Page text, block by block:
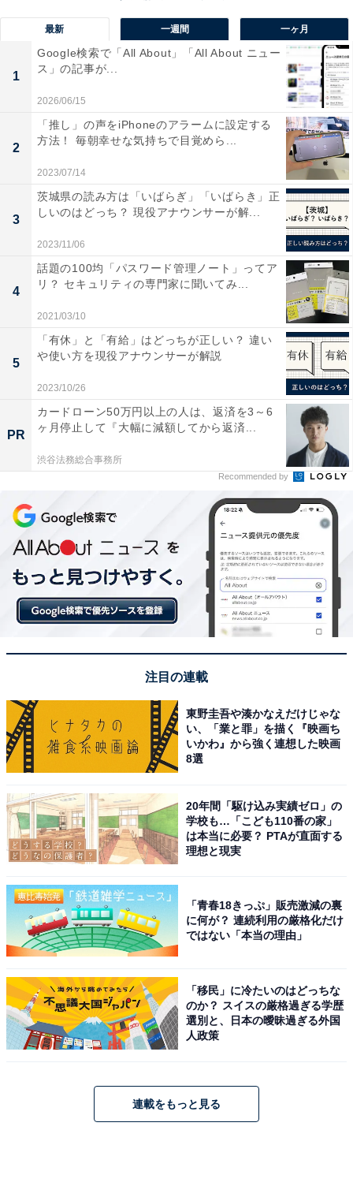
ーションの強制終了が選べるので該当のソフトを強制終
了させます。
ソフトを強制終了した場合、他の部分にも影響があるか
もしれないので、念のためパソコンを再起動した方が良
いでしょう。
パソコンの電源を強制終了すべき場合も
ソフトの強制終了操作もできないような場合は、パソコ
ン自体の電源を強制的に切ります。電源ボタンを5秒程
度押し続けるのが基本ですが、10秒くらい押し続けない
と反応しないこともあるので、長めに押し続けてみてく
ださい。ちなみに家電製品でも、電源を押し続けると強
制終了する仕組みが備わっていることがあるので覚えて
おきましょう。
このように完全に固まってしまう際の原因には、ソフト
のバグなどが考えられます。そのような場合、ソフトの
熱してしまうようなことも。発熱が一定以上になったら
強制的に止まるように通常はなっていますが、バグで固
まってしまった場合にこの安全機能が正しく動作するか
い、さらに本体が熱くなっているような場合には、強制
終了する方が良いです。
アップデート時には焦らず対応を
最新 一週間 一ヶ月
1
Google検索で「All About」「All About ニュー
ス」の記事が...
2026/06/15
2
「推し」の声をiPhoneのアラームに設定する
方法！ 毎朝幸せな気持ちで目覚めら...
2023/07/14
3
茨城県の読み方は「いばらぎ」「いばらき」正
しいのはどっち？ 現役アナウンサーが解...
2023/11/06
4
話題の100均「パスワード管理ノート」ってア
リ？ セキュリティの専門家に聞いてみ...
2021/03/10
5
「有休」と「有給」はどっちが正しい？ 違い
や使い方を現役アナウンサーが解説
2023/10/26
PR
カードローン50万円以上の人は、返済を3～6
ヶ月停止して『大幅に減額してから返済...
渋谷法務総合事務所
Recommended by
注目の連載
東野圭吾や湊かなえだけじゃな
い、「業と罪」を描く『映画ち
いかわ』から強く連想した映画
8選
20年間「駆け込み実績ゼロ」の
学校も…「こども110番の家」
は本当に必要？ PTAが直面する
理想と現実
「青春18きっぷ」販売激減の裏
に何が？ 連続利用の厳格化だけ
ではない「本当の理由」
「移民」に冷たいのはどっちな
のか？ スイスの厳格過ぎる学歴
選別と、日本の曖昧過ぎる外国
人政策
連載をもっと見る